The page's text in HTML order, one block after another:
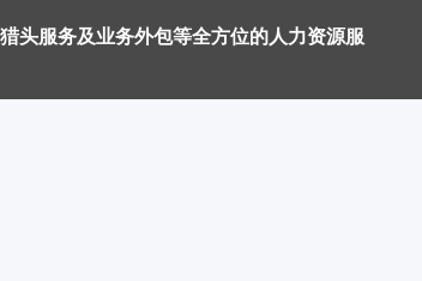
头服务及业务外包等全方位的人力资源服